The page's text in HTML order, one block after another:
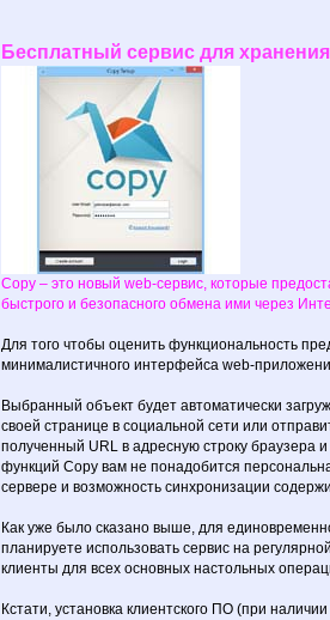
Бесплатный сервис для
Copy – это новый web-сервис, которые
быстрого и безопасного обмена ими через
Для того чтобы оценить функциональность
минималистичного интерфейса web-
Выбранный объект будет автоматически
своей странице в социальной сети или
полученный URL в адресную строку браузера
функций Copy вам не понадобится
сервере и возможность синхронизации
Как уже было сказано выше, для
планируете использовать сервис на
клиенты для всех основных настольных
Кстати, установка клиентского ПО (при